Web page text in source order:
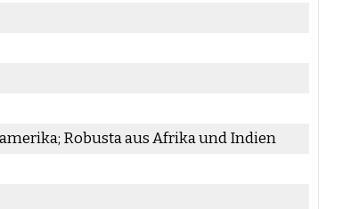
Robusta aus Afrika und Indien